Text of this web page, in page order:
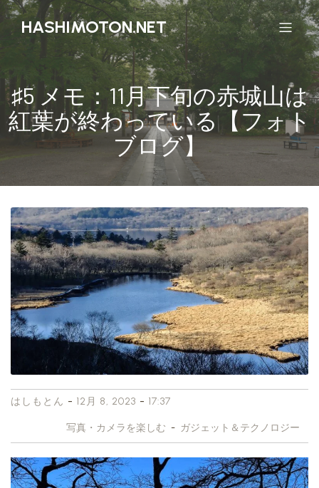
HASHIMOTON.NET
♯5 メモ：11月下旬の赤城山は
紅葉が終わっている【フォト
ブログ】
はしもとん - 12月 8, 2023 - 17:37
写真・カメラを楽しむ - ガジェット＆テクノロジー